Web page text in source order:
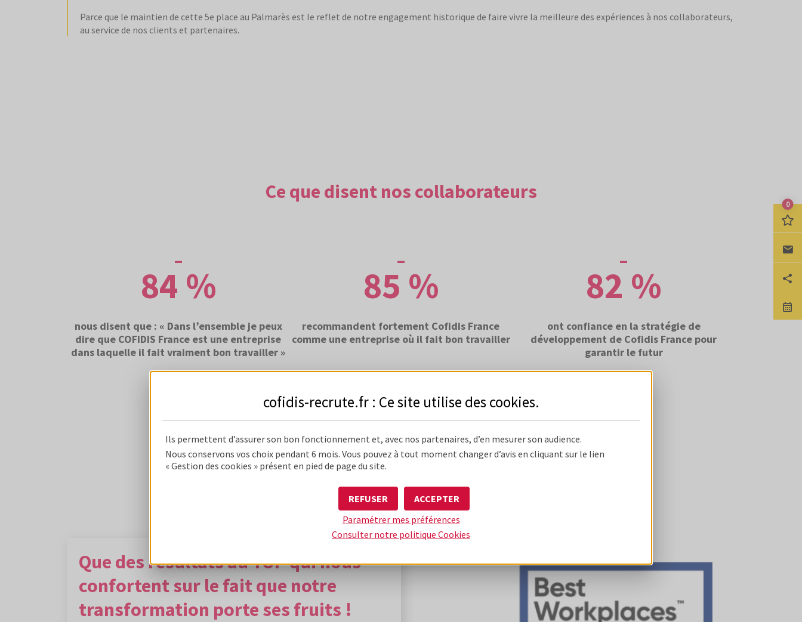
0
Parce que le maintien de cette 5e place au Palmarès est le reflet de notre engagement historique de faire vivre la meilleure des expériences à nos collaborateurs,
au service de nos clients et partenaires.
Ce que disent nos collaborateurs
84 %
nous disent que : « Dans l’ensemble je peux
dire que COFIDIS France est une entreprise
dans laquelle il fait vraiment bon travailler »
85 %
recommandent fortement Cofidis France
comme une entreprise où il fait bon travailler
82 %
ont confiance en la stratégie de
développement de Cofidis France pour
garantir le futur
Que des résultats au TOP qui nous
confortent sur le fait que notre
transformation porte ses fruits !
cofidis-recrute.fr : Ce site utilise des cookies.
Ils permettent d’assurer son bon fonctionnement et, avec nos partenaires, d’en mesurer son audience.
Nous conservons vos choix pendant 6 mois. Vous pouvez à tout moment changer d’avis en cliquant sur le lien
« Gestion des cookies » présent en pied de page du site.
ACCEPTER
REFUSER
Paramétrer mes préférences
Consulter notre politique Cookies